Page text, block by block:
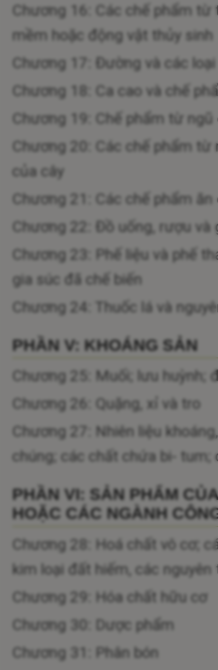
Chương 16: Các chế phẩm
mềm hoặc động vật thủy
Chương 17: Đường và các
Chương 18: Ca cao và chế
Chương 19: Chế phẩm từ
Chương 20: Các chế phẩm từ
của cây
Chương 21: Các chế phẩm
Chương 22: Đồ uống, rượu và
Chương 23: Phế liệu và phế
gia súc đã chế biến
Chương 24: Thuốc lá và
PHẦN V: KHOÁNG SẢN
Chương 25: Muối; lưu
Chương 26: Quặng, xỉ và tro
Chương 27: Nhiên liệu
chúng; các chất chứa bi-
PHẦN VI: SẢN PHẨM
HOẶC CÁC NGÀNH
Chương 28: Hoá chất vô cơ;
kim loại đất hiếm, các
Chương 29: Hóa chất hữu cơ
Chương 30: Dược phẩm
Chương 31: Phân bón